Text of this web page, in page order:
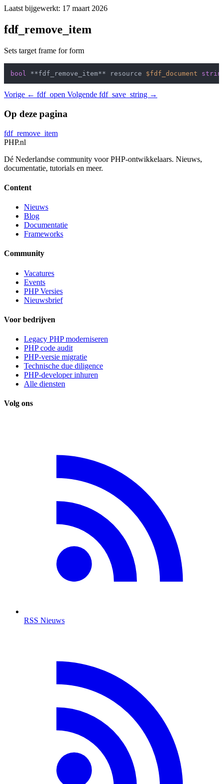
Laatst bijgewerkt: 17 maart 2026
fdf_remove_item
Sets target frame for form
bool **fdf_remove_item** resource $fdf_document
Vorige ← fdf_open Volgende fdf_save_string →
Op deze pagina
fdf_remove_item
PHP.nl
Dé Nederlandse community voor PHP-ontwikkelaars. Nieuws,
documentatie, tutorials en meer.
Content
Nieuws
Blog
Documentatie
Frameworks
Community
Vacatures
Events
PHP Versies
Nieuwsbrief
Voor bedrijven
Legacy PHP moderniseren
PHP code audit
PHP-versie migratie
Technische due diligence
PHP-developer inhuren
Alle diensten
Volg ons
RSS Nieuws